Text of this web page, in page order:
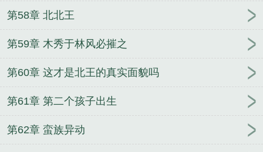
第58章 北北王
第59章 木秀于林风必摧之
第60章 这才是北王的真实面貌吗
第61章 第二个孩子出生
第62章 蛮族异动